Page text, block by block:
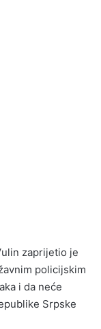
zaprijetio je
policijskim
i da neće
Srpske